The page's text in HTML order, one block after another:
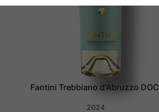
Fantini Trebbiano d'Abruzzo DOC
2024